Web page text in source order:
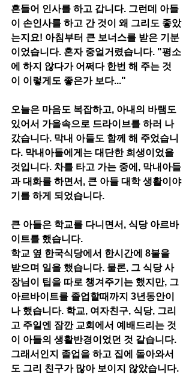
흔들어 인사를 하고 갑니다. 그런데 아들
이 손인사를 하고 간 것이 왜 그리도 좋았
는지요! 아침부터 큰 보너스를 받은 기분
이었습니다. 혼자 중얼거렸습니다. "평소
에 하지 않다가 어쩌다 한번 해 주는 것
이 이렇게도 좋은가 보다..."
오늘은 마음도 복잡하고, 아내의 바램도
있어서 가을속으로 드라이브를 하러 나
갔습니다. 막내 아들도 함께 해 주었습니
다. 막내아들에게는 대단한 희생이었을
것입니다. 차를 타고 가는 중에, 막내아들
과 대화를 하면서, 큰 아들 대학 생활이야
기를 하게 되었습니다.
큰 아들은 학교를 다니면서, 식당 아르바
이트를 했습니다.
학교 옆 한국식당에서 한시간에 8불을
받으며 일을 했습니다. 물론, 그 식당 사
장님이 팁을 따로 챙겨주기는 했지만, 그
아르바이트를 졸업할때까지 3년동안이
나 했습니다. 학교, 여자친구, 식당, 그리
고 주일엔 잠깐 교회에서 예배드리는 것
이 아들의 생활반경이었던 것 같습니다.
그래서인지 졸업을 하고 집에 돌아와서
도 그리 친구가 많아 보이지 않았습니다.